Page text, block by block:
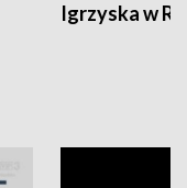
Igrzyska w